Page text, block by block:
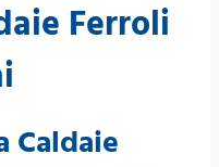
Ferroli
Caldaie